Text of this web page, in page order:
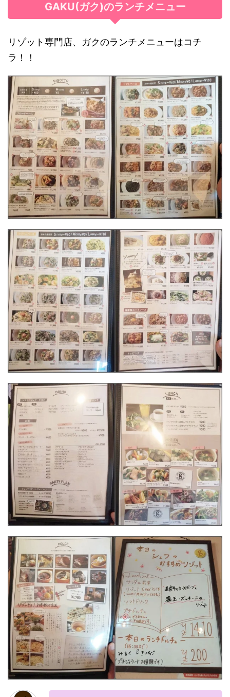
GAKU(ガク)のランチメニュー
リゾット専門店、ガクのランチメニューはコチ
ラ！！